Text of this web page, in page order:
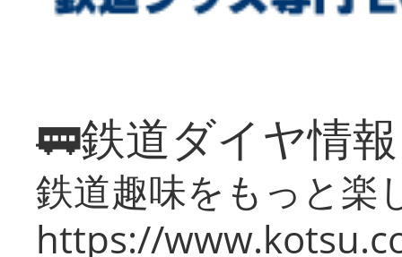
🚃鉄道ダイヤ情
鉄道趣味をもっと楽
https://